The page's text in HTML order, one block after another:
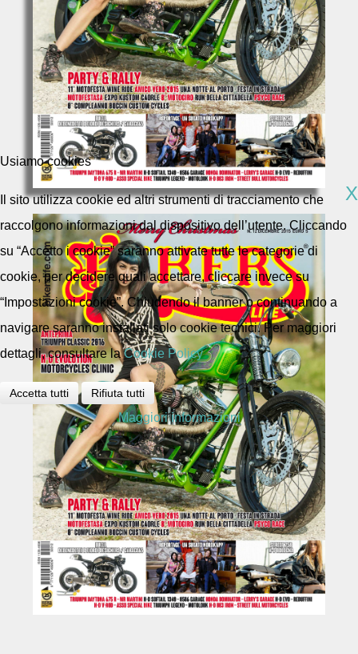
Usiamo cookies
X
Il sito utilizza cookie ed altri strumenti di tracciamento che
raccolgono informazioni dal dispositivo dell’utente. Cliccando
su “Accetto i cookie” saranno attivate tutte le categorie di
cookie, per decidere quali accettare, cliccare invece su
“Impostazioni cookie”. Chiudendo il banner o continuando a
navigare saranno installati solo cookie tecnici. Per maggiori
dettagli, consultare laCookie Policy
Accetta tutti Rifiuta tutti
Maggiori informazioni